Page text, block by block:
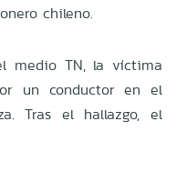
chileno.
medio TN, la víctima
un conductor en el
Tras el hallazgo, el